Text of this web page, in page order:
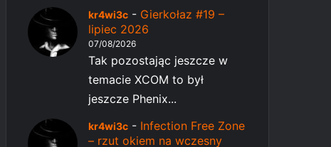
kr4wi3c - Gierkołaz #19 –
lipiec 2026
07/08/2026
Tak pozostając jeszcze w
temacie XCOM to był
jeszcze Phenix...
kr4wi3c - Infection Free Zone
– rzut okiem na wczesny